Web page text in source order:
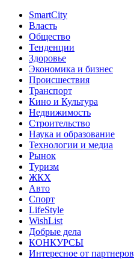
SmartCity
Власть
Общество
Тенденции
Здоровье
Экономика и бизнес
Происшествия
Транспорт
Кино и Культура
Недвижимость
Строительство
Наука и образование
Технологии и медиа
Рынок
Туризм
ЖКХ
Авто
Спорт
LifeStyle
WishList
Добрые дела
КОНКУРСЫ
Интересное от партнеров